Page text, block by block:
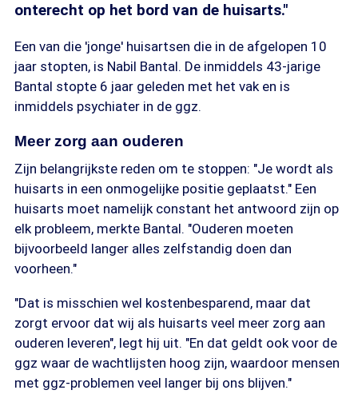
onterecht op het bord van de huisarts."
Een van die 'jonge' huisartsen die in de afgelopen 10
jaar stopten, is Nabil Bantal. De inmiddels 43-jarige
Bantal stopte 6 jaar geleden met het vak en is
inmiddels psychiater in de ggz.
Meer zorg aan ouderen
Zijn belangrijkste reden om te stoppen: "Je wordt als
huisarts in een onmogelijke positie geplaatst." Een
huisarts moet namelijk constant het antwoord zijn op
elk probleem, merkte Bantal. "Ouderen moeten
bijvoorbeeld langer alles zelfstandig doen dan
voorheen."
"Dat is misschien wel kostenbesparend, maar dat
zorgt ervoor dat wij als huisarts veel meer zorg aan
ouderen leveren", legt hij uit. "En dat geldt ook voor de
ggz waar de wachtlijsten hoog zijn, waardoor mensen
met ggz-problemen veel langer bij ons blijven."